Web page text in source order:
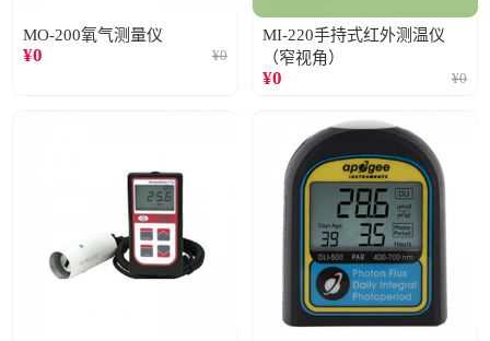
MO-200氧气测量仪
¥0 ¥0
MI-220手持式红外测温仪
（窄视角）
¥0 ¥0